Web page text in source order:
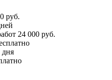
руб.
24 000 руб.
дня